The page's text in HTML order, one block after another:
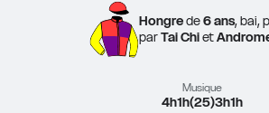
Hongre de 6 ans, bai,
par Tai Chi et
Musique
4h1h(25)3h1h